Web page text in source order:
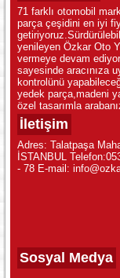
71 farklı otomobil
parça çeşidini en iyi
yenileyen Özkar Oto
vermeye devam
sayesinde aracınıza
kontrolünü
yedek parça,madeni
özel tasarımla
İletişim
Adres: Talatpaşa
İSTANBUL
- 78 E-mail:
Sosyal Medya